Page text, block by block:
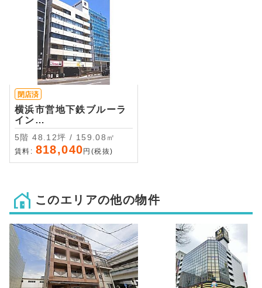
閉店済
横浜市営地下鉄ブルーラ
イン
横浜 ・徒歩7分
5階 48.12坪 / 159.08㎡
賃料: 818,040 円(税抜)
このエリアの他の物件